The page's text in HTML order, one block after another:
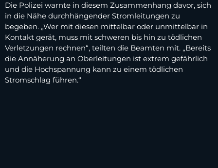
Die Polizei warnte in diesem Zusammenhang davor, sich
in die Nähe durchhängender Stromleitungen zu
begeben. „Wer mit diesen mittelbar oder unmittelbar in
Kontakt gerät, muss mit schweren bis hin zu tödlichen
Verletzungen rechnen“, teilten die Beamten mit. „Bereits
die Annäherung an Oberleitungen ist extrem gefährlich
und die Hochspannung kann zu einem tödlichen
Stromschlag führen.“